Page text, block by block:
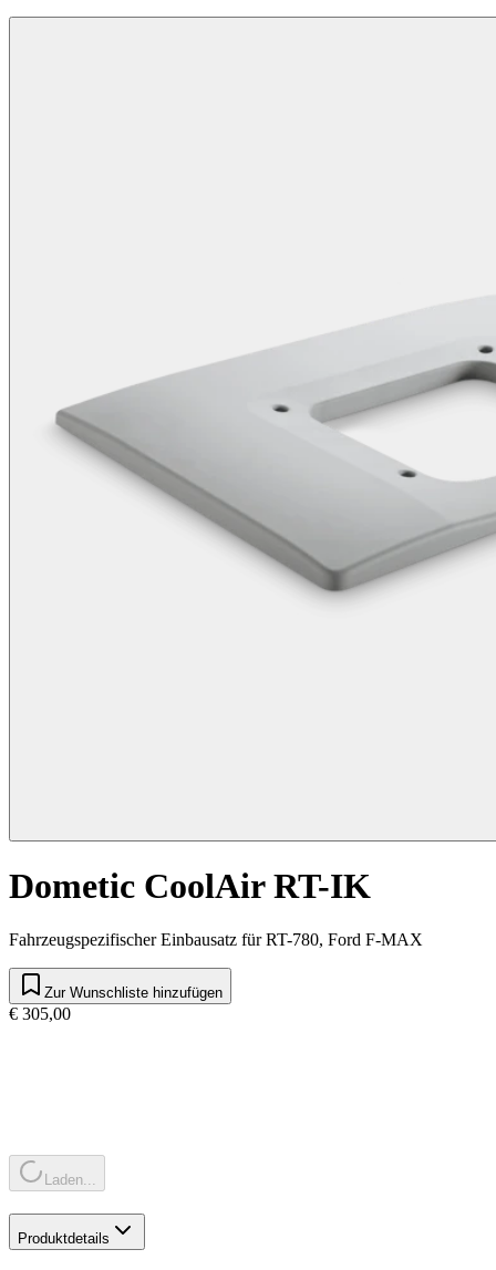
Dometic CoolAir RT-IK
Fahrzeugspezifischer Einbausatz für RT-780, Ford F-MAX
Zur Wunschliste hinzufügen
€ 305,00
Laden...
Produktdetails